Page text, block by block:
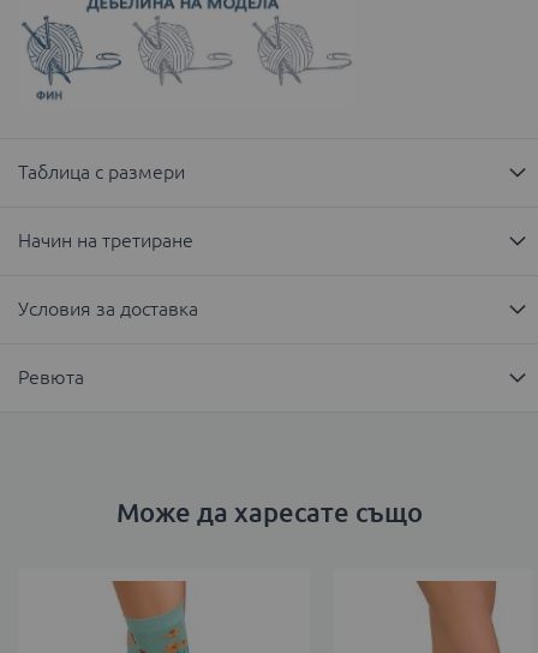
Таблица с размери
Начин на третиране
Условия за доставка
Ревюта
Може да харесате също